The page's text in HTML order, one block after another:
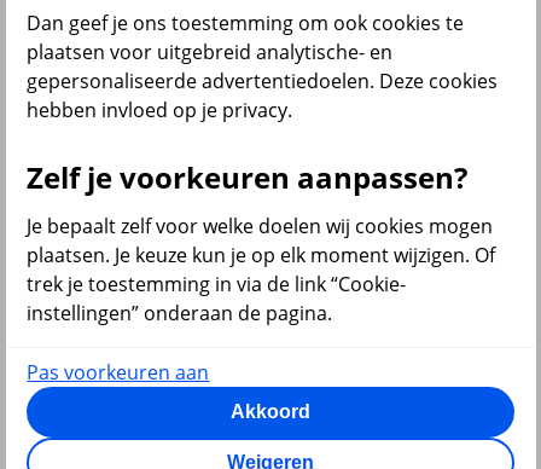
Diensten
VvE en Vastgoed
Dan geef je ons toestemming om ook cookies te
plaatsen voor uitgebreid analytische- en
gepersonaliseerde advertentiedoelen. Deze cookies
hebben invloed op je privacy.
Zelf je voorkeuren aanpassen?
Je bepaalt zelf voor welke doelen wij cookies mogen
plaatsen. Je keuze kun je op elk moment wijzigen. Of
trek je toestemming in via de link “Cookie-
instellingen” onderaan de pagina.
Pas voorkeuren aan
Akkoord
Weigeren